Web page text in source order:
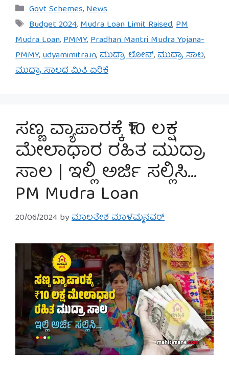
Categories
Govt Schemes,News
Tags
Budget 2024,Mudra Loan Limit Raised,PM
Mudra Loan,PMMY,Pradhan Mantri Mudra Yojana-
PMMY,udyamimitra.in,ಮುದ್ರಾ ಲೋನ್,ಮುದ್ರಾ ಸಾಲ,
ಮುದ್ರಾ ಸಾಲದ ಮಿತಿ ಏರಿಕೆ
ಸಣ್ಣ ವ್ಯಾಪಾರಕ್ಕೆ ₹10 ಲಕ್ಷ
ಮೇಲಾಧಾರ ರಹಿತ ಮುದ್ರಾ
ಸಾಲ | ಇಲ್ಲಿ ಅರ್ಜಿ ಸಲ್ಲಿಸಿ…
PM Mudra Loan
20/06/2024 byಮಾಲತೇಶ ಮಾಳಮ್ಮನವರ್